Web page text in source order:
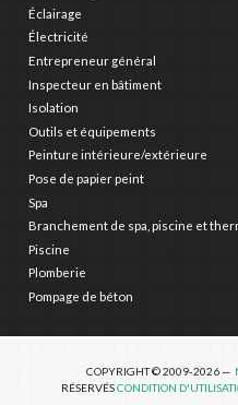
Éclairage
Électricité
Entrepreneur général
Inspecteur en bâtiment
Isolation
Outils et équipements
Peinture intérieure/extérieure
Pose de papier peint
Spa
Branchement de spa, piscine et
Piscine
Plomberie
Pompage de béton
COPYRIGHT © 2009-2026 —
RÉSERVÉS CONDITION